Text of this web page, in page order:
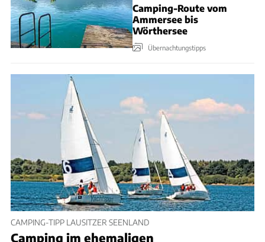
Camping-Route vom
Ammersee bis
Wörthersee
Übernachtungstipps
CAMPING-TIPP LAUSITZER SEENLAND
Camping im ehemaligen